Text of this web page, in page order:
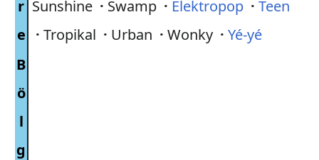
r
e
Sunshine · Swamp · Elektropop · Teen
· Tropikal · Urban · Wonky · Yé-yé
B
ö
l
g